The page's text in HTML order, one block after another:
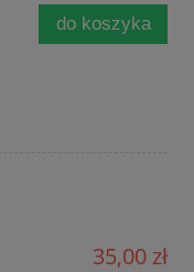
do koszyka
35,00 zł